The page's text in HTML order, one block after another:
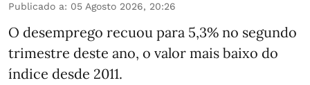
Publicado a: 05 Agosto 2026, 20:26
O desemprego recuou para 5,3% no segundo
trimestre deste ano, o valor mais baixo do
índice desde 2011.